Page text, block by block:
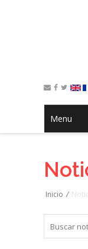
Menu
Inicio /